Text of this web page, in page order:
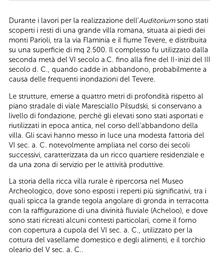
Durante i lavori per la realizzazione dell’Auditoriumsono stati
scoperti i resti di una grande villa romana, situata ai piedi dei
monti Parioli, tra la via Flaminia e il fiume Tevere, e distribuita
su una superficie di mq 2.500. Il complesso fu utilizzato dalla
seconda metà del VI secolo a.C. fino alla fine del II-inizi del III
secolo d. C., quando cadde in abbandono, probabilmente a
causa delle frequenti inondazioni del Tevere.
Le strutture, emerse a quattro metri di profondità rispetto al
piano stradale di viale Maresciallo Pilsudski, si conservano a
livello di fondazione, perché gli elevati sono stati asportati e
riutilizzati in epoca antica, nel corso dell’abbandono della
villa. Gli scavi hanno messo in luce una modesta fattoria del
VI sec. a. C. notevolmente ampliata nel corso dei secoli
successivi, caratterizzata da un ricco quartiere residenziale e
da una zona di servizio per le attività produttive.
La storia della ricca villa rurale è ripercorsa nel Museo
Archeologico, dove sono esposti i reperti più significativi, tra i
quali spicca la grande tegola angolare di gronda in terracotta
con la raffigurazione di una divinità fluviale (Acheloo), e dove
sono stati ricreati alcuni contesti particolari, come il forno
con copertura a cupola del VI sec. a. C., utilizzato per la
cottura del vasellame domestico e degli alimenti, e il torchio
oleario del V sec. a. C..